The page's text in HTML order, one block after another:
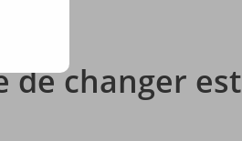
de changer est